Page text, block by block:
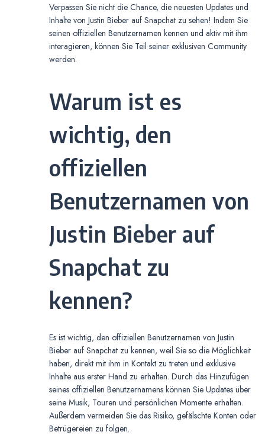
Verpassen Sie nicht die Chance, die neuesten Updates und
Inhalte von Justin Bieber auf Snapchat zu sehen! Indem Sie
seinen offiziellen Benutzernamen kennen und aktiv mit ihm
interagieren, können Sie Teil seiner exklusiven Community
werden.
Warum ist es
wichtig, den
offiziellen
Benutzernamen von
Justin Bieber auf
Snapchat zu
kennen?
Es ist wichtig, den offiziellen Benutzernamen von Justin
Bieber auf Snapchat zu kennen, weil Sie so die Möglichkeit
haben, direkt mit ihm in Kontakt zu treten und exklusive
Inhalte aus erster Hand zu erhalten. Durch das Hinzufügen
seines offiziellen Benutzernamens können Sie Updates über
seine Musik, Touren und persönlichen Momente erhalten.
Außerdem vermeiden Sie das Risiko, gefälschte Konten oder
Betrügereien zu folgen.